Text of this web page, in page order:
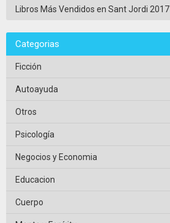
Libros Más Vendidos en Sant Jordi 2017
Categorias
Ficción
Autoayuda
Otros
Psicología
Negocios y Economia
Educacion
Cuerpo